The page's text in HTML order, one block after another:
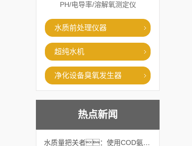
PH/电导率/溶解氧测定仪
水质前处理仪器
超纯水机
净化设备臭氧发生器
热点新闻